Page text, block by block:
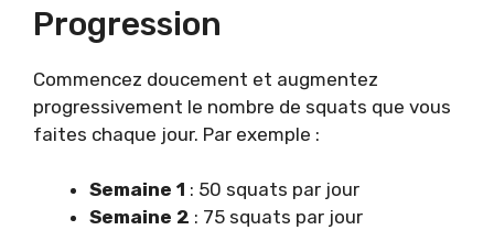
Progression
Commencez doucement et augmentez
progressivement le nombre de squats que vous
faites chaque jour. Par exemple :
Semaine 1 : 50 squats par jour
Semaine 2 : 75 squats par jour